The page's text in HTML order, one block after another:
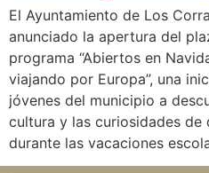
El Ayuntamiento de Los
anunciado la apertura del
programa “Abiertos en
viajando por Europa”, una
jóvenes del municipio a
cultura y las curiosidades
durante las vacaciones